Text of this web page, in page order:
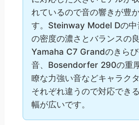
れているので音の響きが豊
す。Steinway Model Dの中
の密度の濃さとバランスの良
Yamaha C7 Grandのきら
音、Bosendorfer 290の重
瞭な力強い音などキャラク
それぞれ違うので対応でき
幅が広いです。